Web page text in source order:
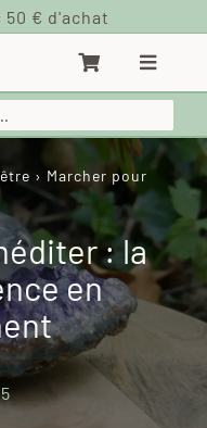
› Marcher pour
: la
en